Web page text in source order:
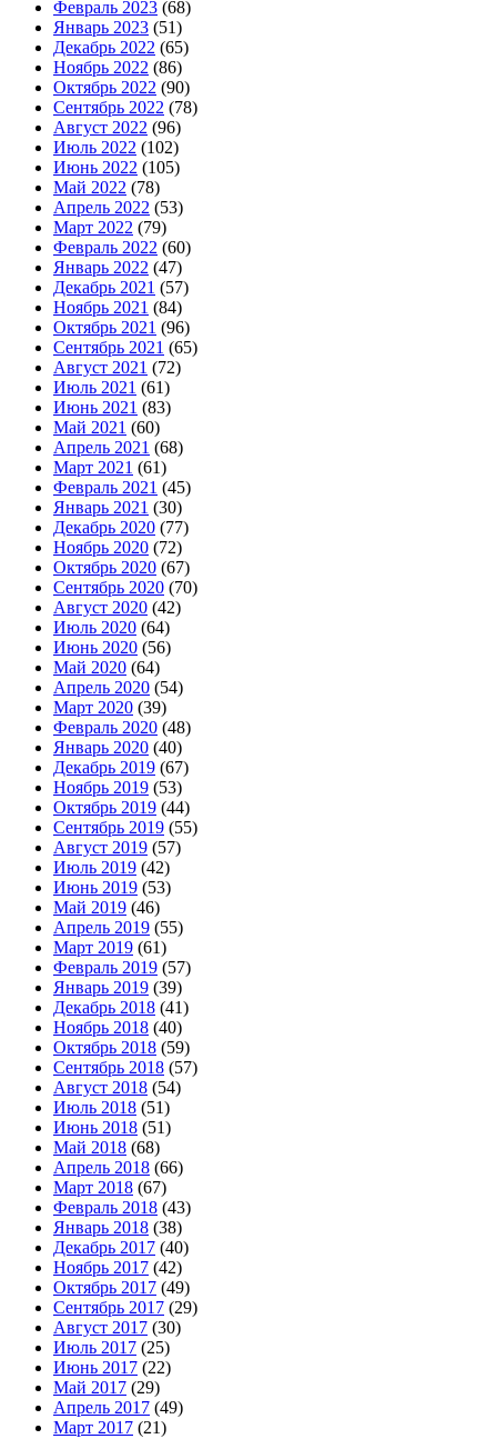
Февраль 2023 (68)
Январь 2023 (51)
Декабрь 2022 (65)
Ноябрь 2022 (86)
Октябрь 2022 (90)
Сентябрь 2022 (78)
Август 2022 (96)
Июль 2022 (102)
Июнь 2022 (105)
Май 2022 (78)
Апрель 2022 (53)
Март 2022 (79)
Февраль 2022 (60)
Январь 2022 (47)
Декабрь 2021 (57)
Ноябрь 2021 (84)
Октябрь 2021 (96)
Сентябрь 2021 (65)
Август 2021 (72)
Июль 2021 (61)
Июнь 2021 (83)
Май 2021 (60)
Апрель 2021 (68)
Март 2021 (61)
Февраль 2021 (45)
Январь 2021 (30)
Декабрь 2020 (77)
Ноябрь 2020 (72)
Октябрь 2020 (67)
Сентябрь 2020 (70)
Август 2020 (42)
Июль 2020 (64)
Июнь 2020 (56)
Май 2020 (64)
Апрель 2020 (54)
Март 2020 (39)
Февраль 2020 (48)
Январь 2020 (40)
Декабрь 2019 (67)
Ноябрь 2019 (53)
Октябрь 2019 (44)
Сентябрь 2019 (55)
Август 2019 (57)
Июль 2019 (42)
Июнь 2019 (53)
Май 2019 (46)
Апрель 2019 (55)
Март 2019 (61)
Февраль 2019 (57)
Январь 2019 (39)
Декабрь 2018 (41)
Ноябрь 2018 (40)
Октябрь 2018 (59)
Сентябрь 2018 (57)
Август 2018 (54)
Июль 2018 (51)
Июнь 2018 (51)
Май 2018 (68)
Апрель 2018 (66)
Март 2018 (67)
Февраль 2018 (43)
Январь 2018 (38)
Декабрь 2017 (40)
Ноябрь 2017 (42)
Октябрь 2017 (49)
Сентябрь 2017 (29)
Август 2017 (30)
Июль 2017 (25)
Июнь 2017 (22)
Май 2017 (29)
Апрель 2017 (49)
Март 2017 (21)